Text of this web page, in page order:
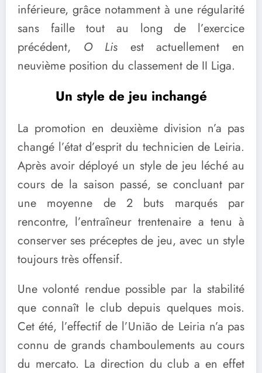
inférieure, grâce notamment à une régularité
sans faille tout au long de l’exercice
précédent, O Lis est actuellement en
neuvième position du classement de II Liga.
Un style de jeu inchangé
La promotion en deuxième division n’a pas
changé l’état d’esprit du technicien de Leiria.
Après avoir déployé un style de jeu léché au
cours de la saison passé, se concluant par
une moyenne de 2 buts marqués par
rencontre, l’entraîneur trentenaire a tenu à
conserver ses préceptes de jeu, avec un style
toujours très offensif.
Une volonté rendue possible par la stabilité
que connaît le club depuis quelques mois.
Cet été, l’effectif de l’União de Leiria n’a pas
connu de grands chamboulements au cours
du mercato. La direction du club a en effet